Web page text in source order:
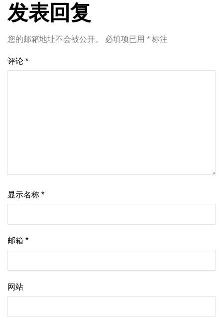
发表回复
您的邮箱地址不会被公开。 必填项已用 * 标注
评论 *
显示名称 *
邮箱 *
网站